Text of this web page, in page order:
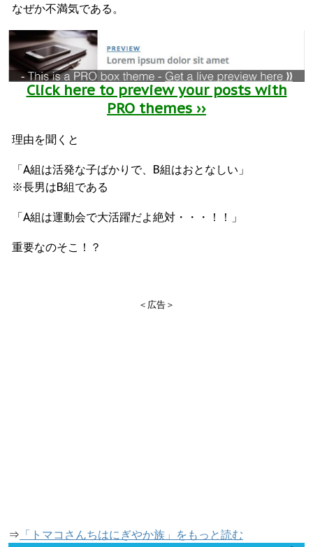
なぜか不満気である。
Click here to preview your posts with
PRO themes ››
理由を聞くと
「A組は活発な子ばかりで、B組はおとなしい」
※長男はB組である
「A組は運動会で大活躍だよ絶対・・・！！」
重要なのそこ！？
＜広告＞
⇒ 「トマコさんちはにぎやか族」をもっと読む